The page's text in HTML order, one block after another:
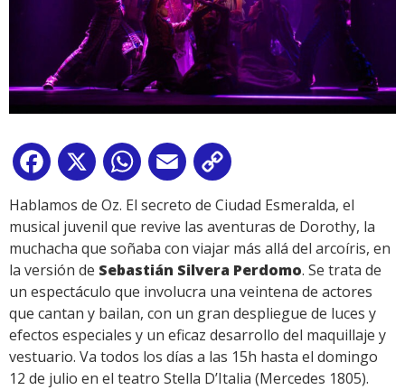
Facebook
X WhatsApp
Email
Link
Hablamos de Oz. El secreto de Ciudad Esmeralda, el
musical juvenil que revive las aventuras de Dorothy, la
muchacha que soñaba con viajar más allá del arcoíris, en
la versión de Sebastián Silvera Perdomo. Se trata de
un espectáculo que involucra una veintena de actores
que cantan y bailan, con un gran despliegue de luces y
efectos especiales y un eficaz desarrollo del maquillaje y
vestuario. Va todos los días a las 15h hasta el domingo
12 de julio en el teatro Stella D’Italia (Mercedes 1805).